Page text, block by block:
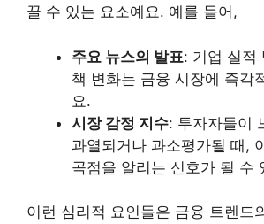
꿀 수 있는 요소예요. 예를 들어,
주요 뉴스의 발표: 기업 실적
책 변화는 금융 시장에 즉각
요.
시장 감정 지수: 투자자들이
과열되거나 과소평가될 때,
곡점을 알리는 신호가 될 수
이런 심리적 요인들은 금융 트렌드